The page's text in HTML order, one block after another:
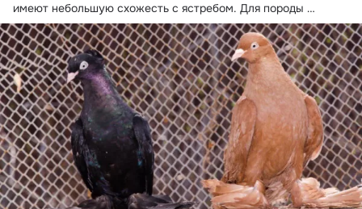
имеют небольшую схожесть с ястребом. Для породы
характерна...